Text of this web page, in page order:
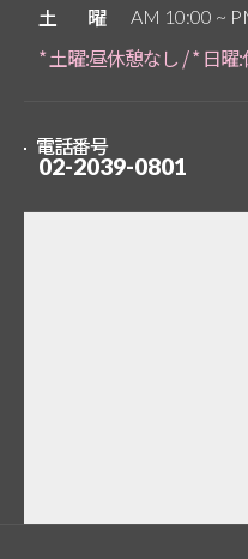
土曜 AM 10:00 ~
* 土曜:昼休憩なし / * 日曜
電話番号
02-2039-0801